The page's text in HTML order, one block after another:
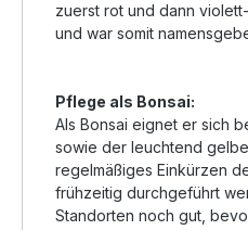
zuerst rot und dann
und war somit
Pflege als Bonsai:
Als Bonsai eignet er sich
sowie der leuchtend
regelmäßiges Einkürzen
frühzeitig durchgeführt
Standorten noch gut,